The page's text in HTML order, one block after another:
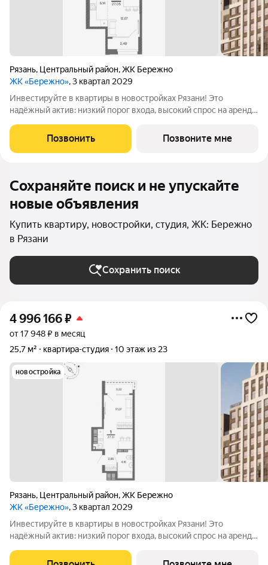
Рязань, Центральный район,ЖК Бережно
ЖК «Бережно», 3 квартал 2029
Инвестируйте в квартиры в новостройках Рязани! Это
надёжный актив: низкий порог входа, высокий спрос на аренду
Жилой квартал «Бережно» это проект класса Бизнес,
созданный с уважением к городу и
Позвонить Позвоните мне
Сохраняйте поиск и не упускайте
новые объявления
Купить квартиру, новостройки, студия, ЖК: Бережно
в Рязани
Сохранить поиск
4 996 166₽
от 17 948 ₽ в месяц
25,7 м²
квартира-студия 10 этаж из 23
новостройка
Рязань, Центральный район,ЖК Бережно
ЖК «Бережно», 3 квартал 2029
Инвестируйте в квартиры в новостройках Рязани! Это
надёжный актив: низкий порог входа, высокий спрос на аренду
Жилой квартал «Бережно» это проект класса Бизнес,